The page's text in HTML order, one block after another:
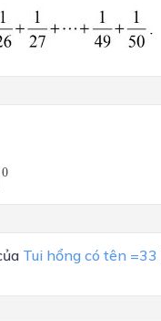
0
Tui hổng có tên =33